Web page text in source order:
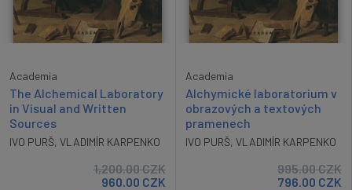
Academia
The Alchemical Laboratory
in Visual and Written
Sources
IVO PURŠ, VLADIMÍR KARPENKO
1,200.00CZK
960.00 CZK
Academia
Alchymické laboratorium v
obrazových a textových
pramenech
IVO PURŠ, VLADIMÍR KARPENKO
995.00CZK
796.00 CZK